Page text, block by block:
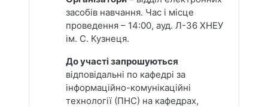
засобів навчання. Час і місце
проведення – 14:00, ауд. Л-36 ХНЕУ
ім. С. Кузнеця.
До участі запрошуються
відповідальні по кафедрі за
інформаційно-комунікаційні
технології (ПНС) на кафедрах,